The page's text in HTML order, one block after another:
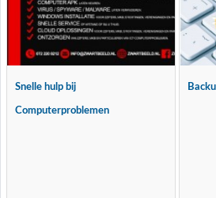
Snelle hulp bij
Computerproblemen